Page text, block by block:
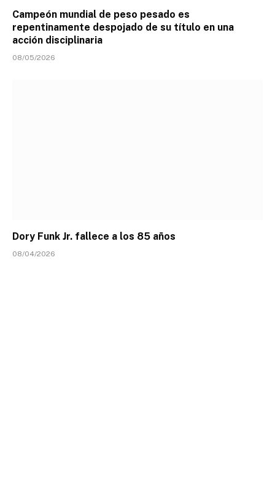
Campeón mundial de peso pesado es
repentinamente despojado de su título en una
acción disciplinaria
08/05/2026
Dory Funk Jr. fallece a los 85 años
08/04/2026